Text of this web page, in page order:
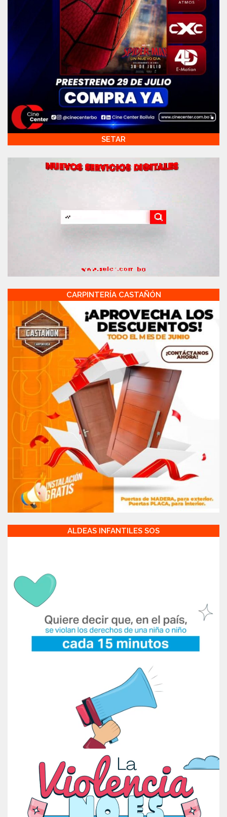
SETAR
CARPINTERÍA CASTAÑÓN
ALDEAS INFANTILES SOS